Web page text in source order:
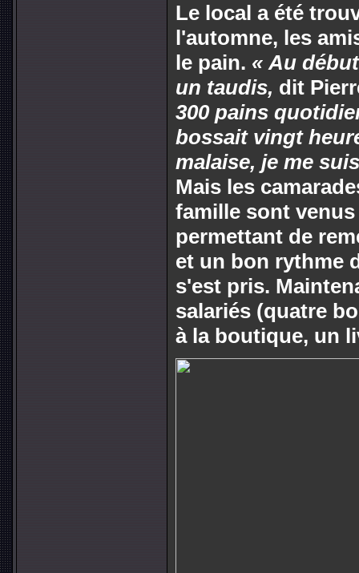
Le local a été
l'automne, les
le pain. « Au
un taudis, dit
300 pains
bossait vingt
malaise, je me
Mais les
famille sont
permettant de
et un bon rythme
s'est pris.
salariés (quatre
à la boutique, un